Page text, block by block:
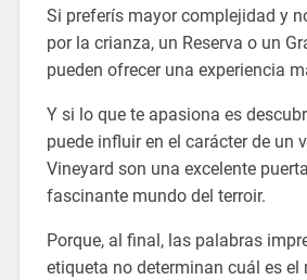
Si preferís mayor complejidad y
por la crianza, un Reserva o un
pueden ofrecer una experiencia
Y si lo que te apasiona es
puede influir en el carácter de un
Vineyard son una excelente
fascinante mundo del terroir.
Porque, al final, las palabras
etiqueta no determinan cuál es el